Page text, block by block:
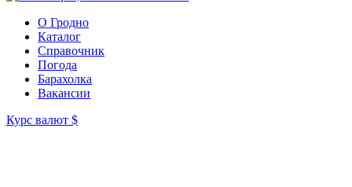
О Гродно
Каталог
Справочник
Погода
Барахолка
Вакансии
Курс валют $